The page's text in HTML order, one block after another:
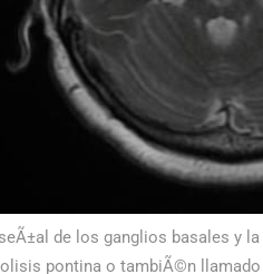
de los ganglios basales y
pontina o tambiÃ©n